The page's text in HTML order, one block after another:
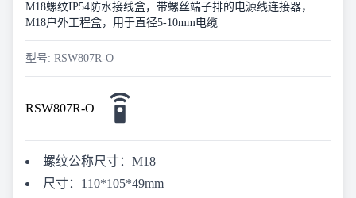
M18螺纹IP54防水接线盒，带螺丝端子排的电源线连接器，
M18户外工程盒，用于直径5-10mm电缆
型号: RSW807R-O
RSW807R-O
螺纹公称尺寸：M18
尺寸：110*105*49mm